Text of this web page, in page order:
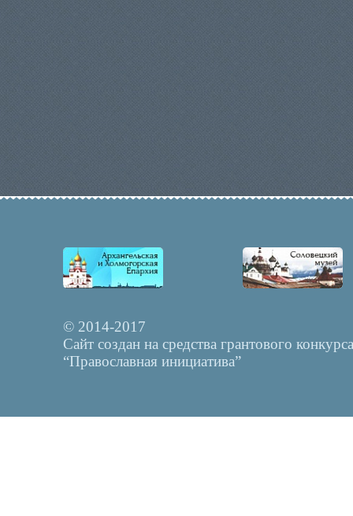
© 2014-2017
Сайт создан на средства грантового конкурса
“Православная инициатива”